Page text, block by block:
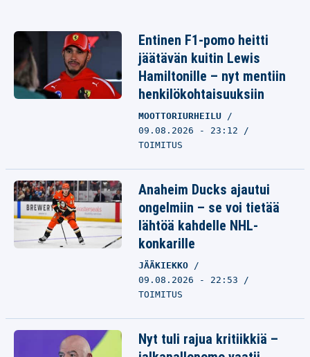
Entinen F1-pomo heitti
jäätävän kuitin Lewis
Hamiltonille – nyt mentiin
henkilökohtaisuuksiin
MOOTTORIURHEILU
09.08.2026 - 23:12
TOIMITUS
Anaheim Ducks ajautui
ongelmiin – se voi tietää
lähtöä kahdelle NHL-
konkarille
JÄÄKIEKKO
09.08.2026 - 22:53
TOIMITUS
Nyt tuli rajua kritiikkiä –